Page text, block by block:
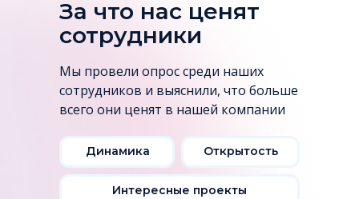
За что нас ценят
сотрудники
Мы провели опрос среди наших
сотрудников и выяснили, что больше
всего они ценят в нашей компании
Динамика
Интересные проекты
Открытость